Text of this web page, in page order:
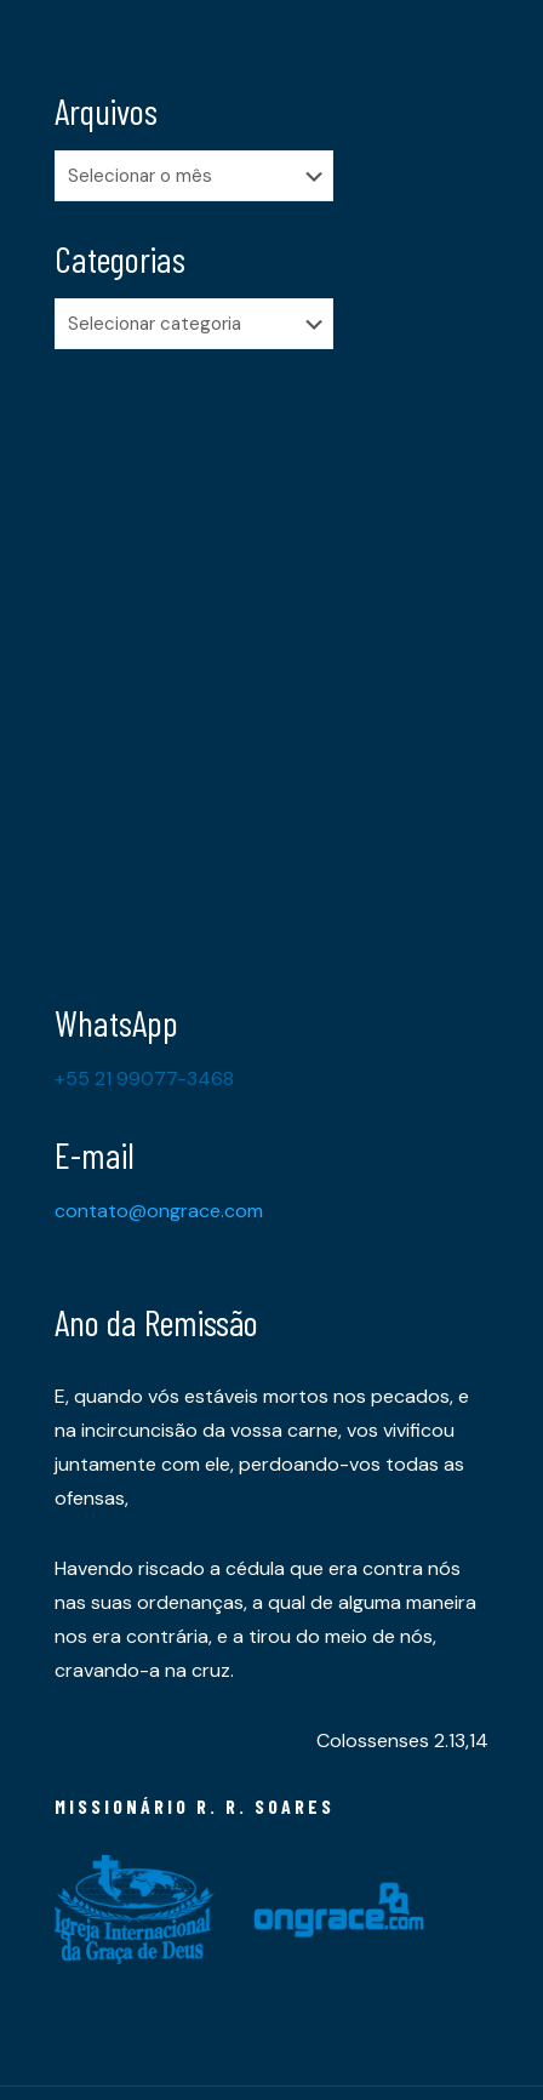
Arquivos
Arquivos
Categorias
Categorias
WhatsApp
+55 21 99077-3468
E-mail
contato@ongrace.com
Ano da Remissão
E, quando vós estáveis mortos nos pecados, e
na incircuncisão da vossa carne, vos vivificou
juntamente com ele, perdoando-vos todas as
ofensas,
Havendo riscado a cédula que era contra nós
nas suas ordenanças, a qual de alguma maneira
nos era contrária, e a tirou do meio de nós,
cravando-a na cruz.
Colossenses 2.13,14
MISSIONÁRIO R. R. SOARES